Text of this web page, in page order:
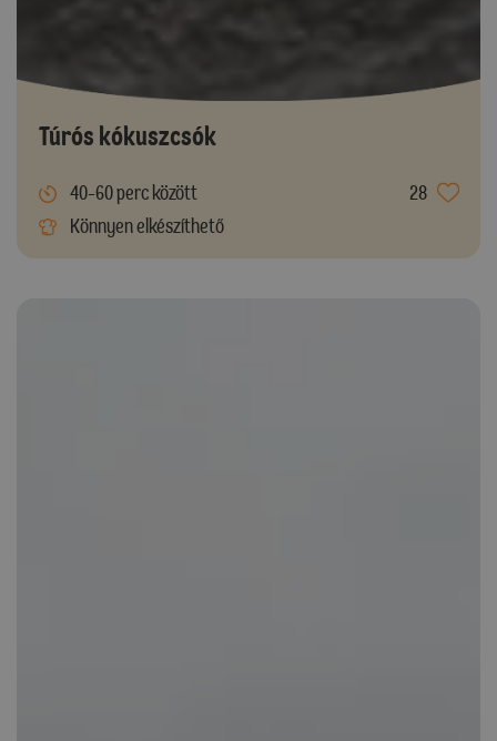
Túrós kókuszcsók
40-60 perc között
28
Könnyen elkészíthető